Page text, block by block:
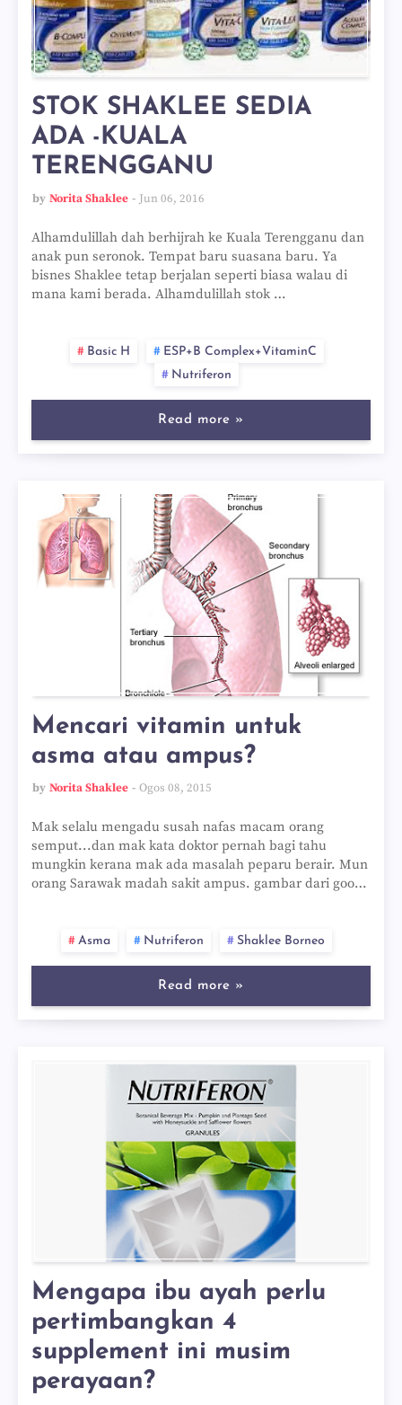
STOK SHAKLEE SEDIA
ADA -KUALA
TERENGGANU
by Norita Shaklee Jun 06, 2016
Alhamdulillah dah berhijrah ke Kuala Terengganu dan
anak pun seronok. Tempat baru suasana baru. Ya
bisnes Shaklee tetap berjalan seperti biasa walau di
mana kami berada. Alhamdulillah stok …
Basic H
ESP+B Complex+VitaminC
Nutriferon
Read more »
Mencari vitamin untuk
asma atau ampus?
by Norita Shaklee Ogos 08, 2015
Mak selalu mengadu susah nafas macam orang
semput...dan mak kata doktor pernah bagi tahu
mungkin kerana mak ada masalah peparu berair. Mun
orang Sarawak madah sakit ampus. gambar dari goo…
Asma Nutriferon Shaklee Borneo
Read more »
Mengapa ibu ayah perlu
pertimbangkan 4
supplement ini musim
perayaan?